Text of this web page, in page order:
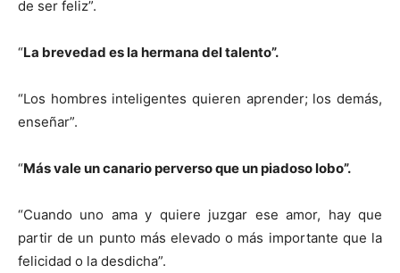
de ser feliz”.
“La brevedad es la hermana del talento”.
“Los hombres inteligentes quieren aprender; los demás,
enseñar”.
“Más vale un canario perverso que un piadoso lobo”.
“Cuando uno ama y quiere juzgar ese amor, hay que
partir de un punto más elevado o más importante que la
felicidad o la desdicha”.